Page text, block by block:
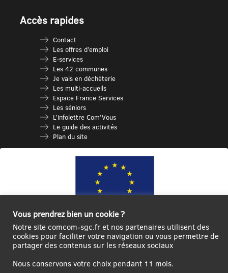
Accès rapides
Contact
Les offres d’emploi
E-services
Les 42 communes
Je vais en déchèterie
Les multi-accueils
Espace France Services
Les séniors
L’infolettre Com’Vous
Le guide des activités
Plan du site
Ce site internet a été cofinancé par l’Union européenne avec le Fonds
Européen de Développement Régional à hauteur de 12 572€
Créer un
Contact
Plan
Vous prendrez bien un cookie ?
Notre site comcom-sgc.fr et nos partenaires utilisent des
cookies pour faciliter votre navigation ou vous permettre de
partager des contenus sur les réseaux sociaux
Nous conservons votre choix pendant 11 mois.